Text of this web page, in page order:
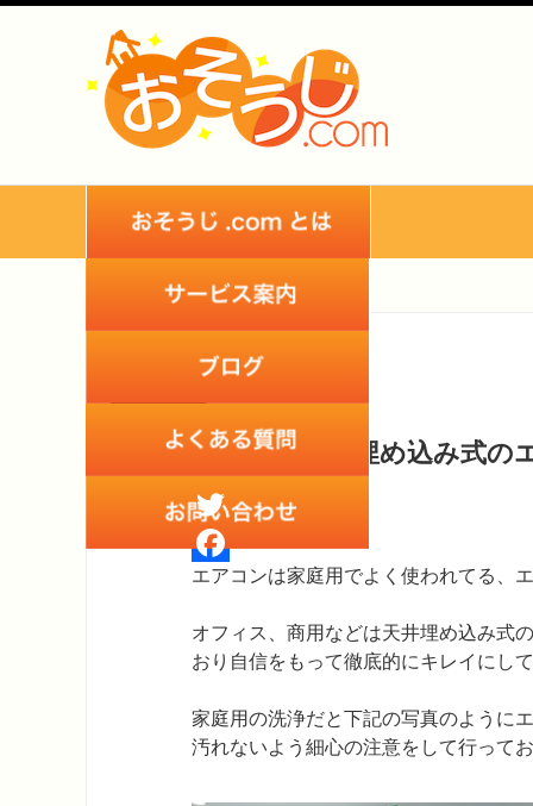
エアコン天井埋め込み式の
Twitter
Facebook
エアコンは家庭用でよく使われてる、
オフィス、商用などは天井埋め込み式
おり自信をもって徹底的にキレイにし
家庭用の洗浄だと下記の写真のように
汚れないよう細心の注意をして行ってお